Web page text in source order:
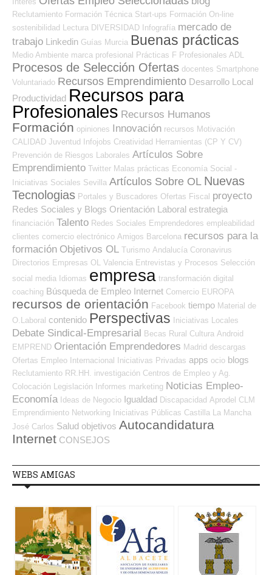
Reclutamiento Formación Técnica Start-ups Formación On-line
sostenibilidad Lectura DIVERSIDAD Infografía mercado de
trabajo Linkedin Guías Murcia Buenas prácticas
Medio Ambiente marca profesional Prácticas F Profesionales ADL
Procesos de Selección Ofertas docentes Smartphone
Voluntariado Recursos Emprendimiento Desarrollo Local
Productividad Recursos para
Profesionales Recursos Humanos
Formación opiniones Innovación recursos Motivación
CALIDAD Juventud Infojobs Creatividad Herramientas (CP Y CV)
Prevención de Riesgos Laborales Artículos Sobre
Emprendimiento Twitter Malas prácticas Economía Social -
Iniciativas Sociales Sevilla Artículos Sobre OL Nuevas
Tecnologias Portales y Buscadores Ofertas Fiscal proyecto
Redes Sociales y Blogs Orientación Laboral estrategia
financiación Talento Redes Sociales Emprendedores empleabilidad
clientes comercio electrónico Amigos Barcelona recursos para la
formación Objetivos OL Turismo Andalucía Coronavirus
Directorios Empresas OL Valencia Entrevistas y Procesos Selección
social media Idiomas empresa transformación digital
coaching Búsqueda de Empleo Internet Comercio EUROPA
recursos de orientación Facebook tiempo Material de
O.Laboral contenido Perspectivas Iniciativas Locales
Debate Sindical-Empresarial Becas Rural Cultura Android
EMPREND Orientación Emprendedores Madrid descargas
Ofertas Empleo Internacional Iniciativas Privadas apps ocio blogs
Reclutamiento RR.HH. investigación Centros de Empleo y Ag.
Colocación Legislación Informes marketing Noticias Empleo-
Economía Ideas de Negocio Igualdad Discapacidad Aprodel CLM
Emprendimiento Networking Iniciativas Públicas Castilla La Mancha
José Carlos Salud objetivos Autocandidatura
Internet CONSEJOS
WEBS AMIGAS